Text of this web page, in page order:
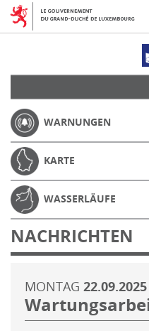
WARNUNGEN
KARTE
WASSERLÄUFE
NACHRICHTEN
MONTAG 22.09.2025